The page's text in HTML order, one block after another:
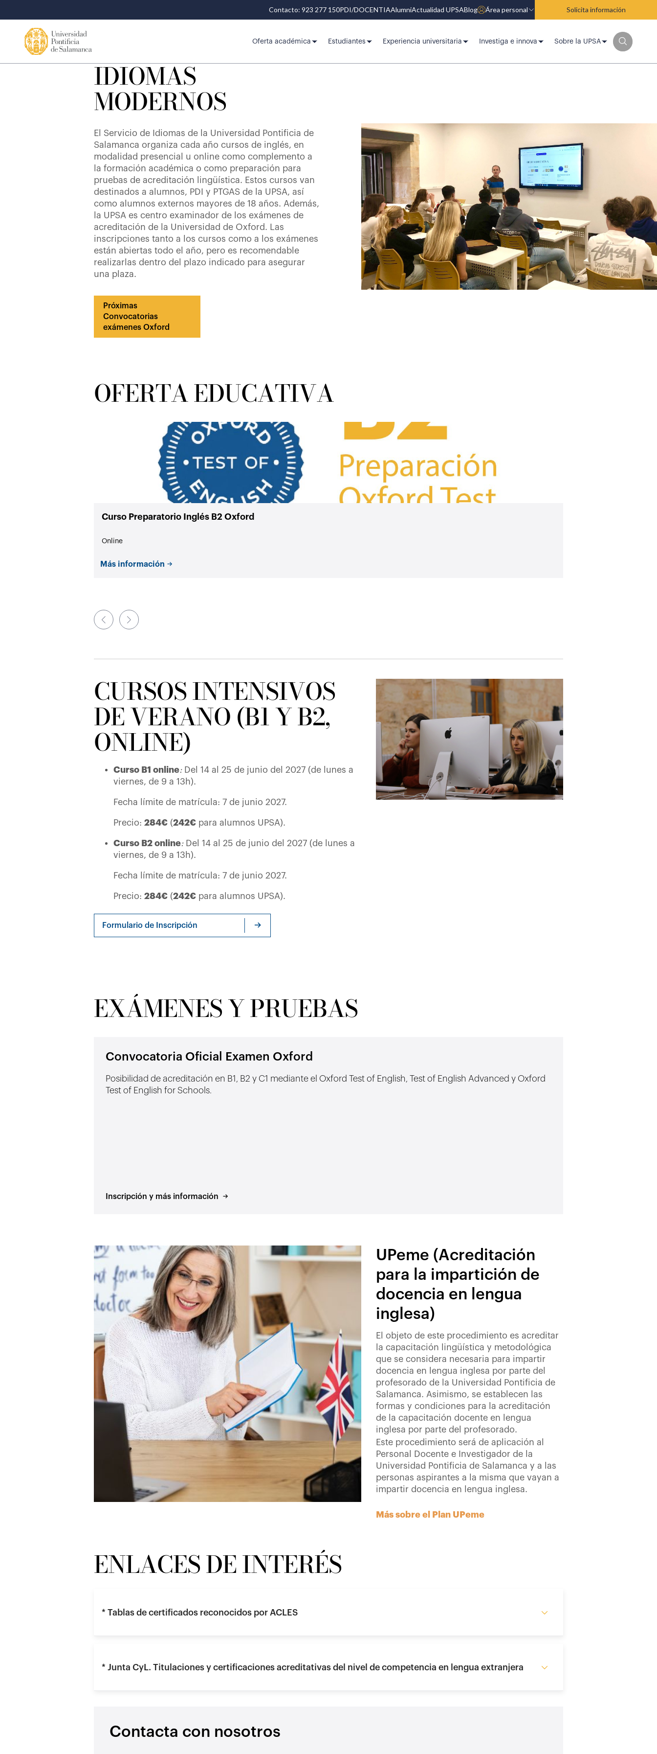
Contacto: 923 277 150PDI/DOCENTIAAlumniActualidad UPSABlog Área personal Solicita información
Oferta académica Estudiantes Experiencia universitaria Investiga e innova Sobre la UPSA
IDIOMAS
MODERNOS
El Servicio de Idiomas de la Universidad Pontificia de
Salamanca organiza cada año cursos de inglés, en
modalidad presencial u online como complemento a
la formación académica o como preparación para
pruebas de acreditación lingüística. Estos cursos van
destinados a alumnos, PDI y PTGAS de la UPSA, así
como alumnos externos mayores de 18 años. Además,
la UPSA es centro examinador de los exámenes de
acreditación de la Universidad de Oxford. Las
inscripciones tanto a los cursos como a los exámenes
están abiertas todo el año, pero es recomendable
realizarlas dentro del plazo indicado para asegurar
una plaza.
Próximas
Convocatorias
exámenes Oxford
OFERTA EDUCATIVA
Curso Preparatorio Inglés B2 Oxford
Online
Más información
CURSOS INTENSIVOS
DE VERANO (B1 Y B2,
ONLINE)
Curso B1 online:Del 14 al 25 de junio del 2027 (de lunes a
viernes, de 9 a 13h).
Fecha límite de matrícula: 7 de junio 2027.
Precio: 284€ (242€ para alumnos UPSA).
Curso B2 online:Del 14 al 25 de junio del 2027 (de lunes a
viernes, de 9 a 13h).
Fecha límite de matrícula: 7 de junio 2027.
Precio: 284€ (242€ para alumnos UPSA).
Formulario de Inscripción
EXÁMENES Y PRUEBAS
Convocatoria Oficial Examen Oxford
Posibilidad de acreditación en B1, B2 y C1 mediante el Oxford Test of English, Test of English Advanced y Oxford
Test of English for Schools.
Inscripción y más información
UPeme (Acreditación
para la impartición de
docencia en lengua
inglesa)
El objeto de este procedimiento es acreditar
la capacitación lingüística y metodológica
que se considera necesaria para impartir
docencia en lengua inglesa por parte del
profesorado de la Universidad Pontificia de
Salamanca. Asimismo, se establecen las
formas y condiciones para la acreditación
de la capacitación docente en lengua
inglesa por parte del profesorado.
Este procedimiento será de aplicación al
Personal Docente e Investigador de la
Universidad Pontificia de Salamanca y a las
personas aspirantes a la misma que vayan a
impartir docencia en lengua inglesa.
Más sobre el Plan UPeme
ENLACES DE INTERÉS
* Tablas de certificados reconocidos por ACLES
* Junta CyL. Titulaciones y certificaciones acreditativas del nivel de competencia en lengua extranjera
Contacta con nosotros